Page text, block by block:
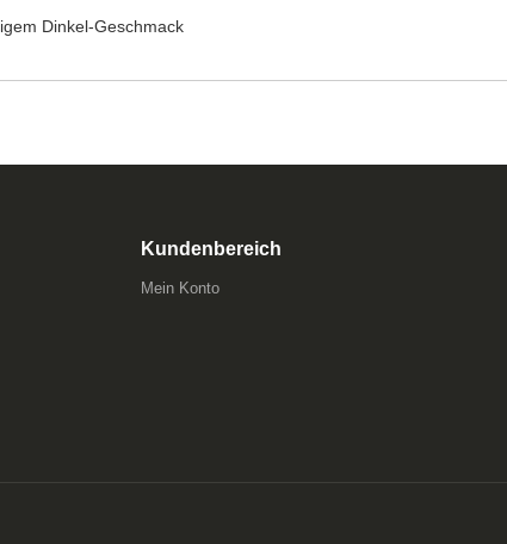
Dinkel-Geschmack
Kundenbereich
Mein Konto